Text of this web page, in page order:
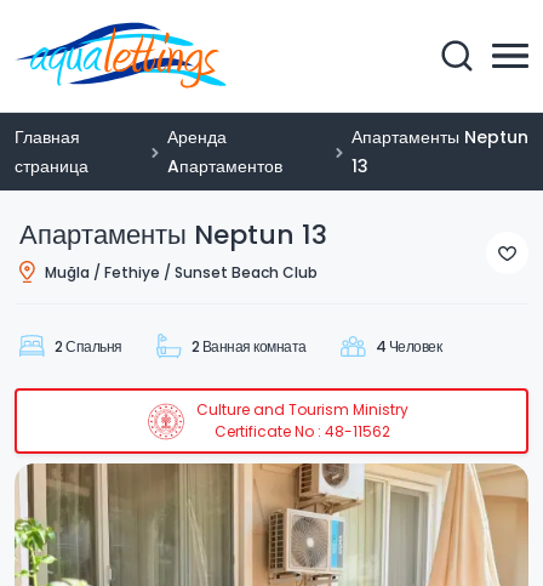
Главная
страница
Аренда
Aпартаментов
Апартаменты Neptun
13
Апартаменты Neptun 13
Muğla / Fethiye / Sunset Beach Club
2 Спальня 2 Ванная комната 4 Человек
Culture and Tourism Ministry
Certificate No : 48-11562